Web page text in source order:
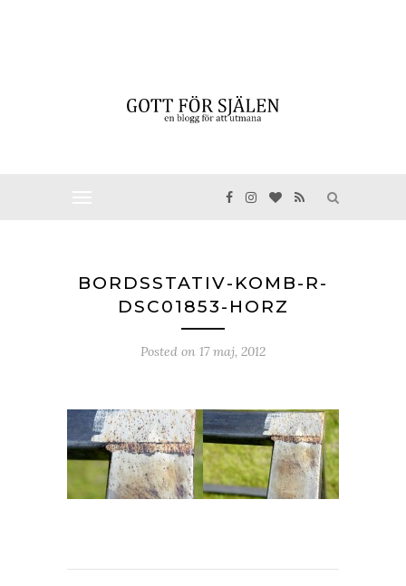
BORDSSTATIV-KOMB-R-
DSC01853-HORZ
Posted on 17 maj, 2012